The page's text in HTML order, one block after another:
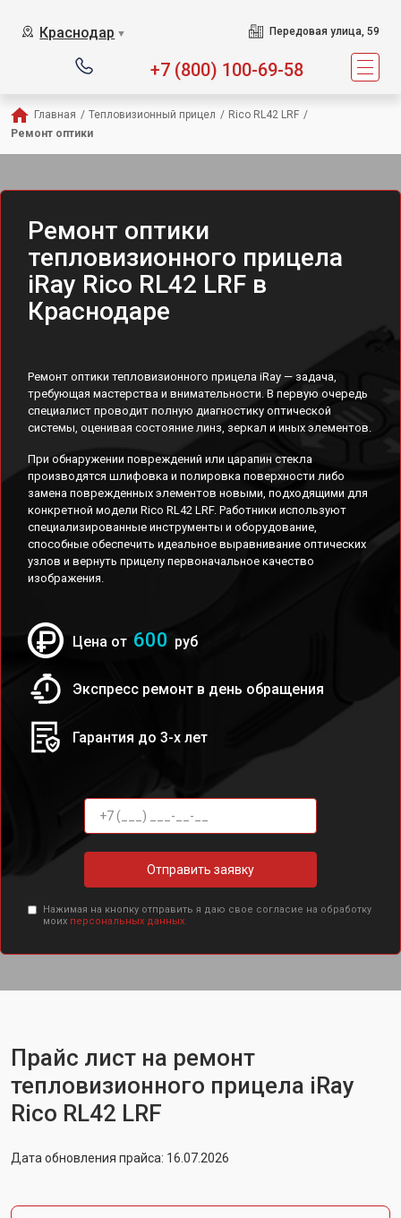
Краснодар ▼ Передовая улица, 59
+7 (800) 100-69-58
Главная / Тепловизионный прицел / Rico RL42 LRF /
Ремонт оптики
Ремонт оптики
тепловизионного прицела
iRay Rico RL42 LRF в
Краснодаре
Ремонт оптики тепловизионного прицела iRay — задача,
требующая мастерства и внимательности. В первую очередь
специалист проводит полную диагностику оптической
системы, оценивая состояние линз, зеркал и иных элементов.
При обнаружении повреждений или царапин стекла
производятся шлифовка и полировка поверхности либо
замена поврежденных элементов новыми, подходящими для
конкретной модели Rico RL42 LRF. Работники используют
специализированные инструменты и оборудование,
способные обеспечить идеальное выравнивание оптических
узлов и вернуть прицелу первоначальное качество
изображения.
Цена от 600 руб
Экспресс ремонт в день обращения
Гарантия до 3-х лет
Отправить заявку
Нажимая на кнопку отправить я даю свое согласие на обработку
моих персональных данных.
Прайс лист на ремонт
тепловизионного прицела iRay
Rico RL42 LRF
Дата обновления прайса: 16.07.2026